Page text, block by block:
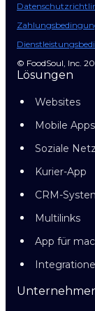
© FoodSoul, Inc.
Lösungen
Websites
Mobile Apps
Soziale
Kurier-App
CRM-
Multilinks
App für